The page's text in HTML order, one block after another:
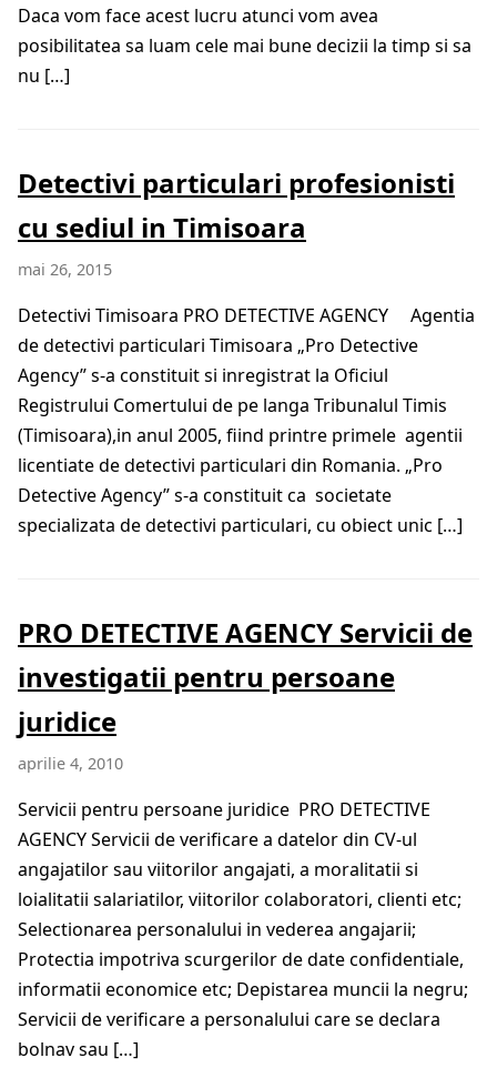
Daca vom face acest lucru atunci vom avea
posibilitatea sa luam cele mai bune decizii la timp si sa
nu […]
Detectivi particulari profesionisti
cu sediul in Timisoara
mai 26, 2015
Detectivi Timisoara PRO DETECTIVE AGENCY Agentia
de detectivi particulari Timisoara „Pro Detective
Agency” s-a constituit si inregistrat la Oficiul
Registrului Comertului de pe langa Tribunalul Timis
(Timisoara),in anul 2005, fiind printre primele agentii
licentiate de detectivi particulari din Romania. „Pro
Detective Agency” s-a constituit ca societate
specializata de detectivi particulari, cu obiect unic […]
PRO DETECTIVE AGENCY Servicii de
investigatii pentru persoane
juridice
aprilie 4, 2010
Servicii pentru persoane juridice PRO DETECTIVE
AGENCY Servicii de verificare a datelor din CV-ul
angajatilor sau viitorilor angajati, a moralitatii si
loialitatii salariatilor, viitorilor colaboratori, clienti etc;
Selectionarea personalului in vederea angajarii;
Protectia impotriva scurgerilor de date confidentiale,
informatii economice etc; Depistarea muncii la negru;
Servicii de verificare a personalului care se declara
bolnav sau […]